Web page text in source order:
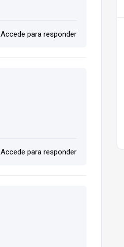
Accede para responder
Accede para responder